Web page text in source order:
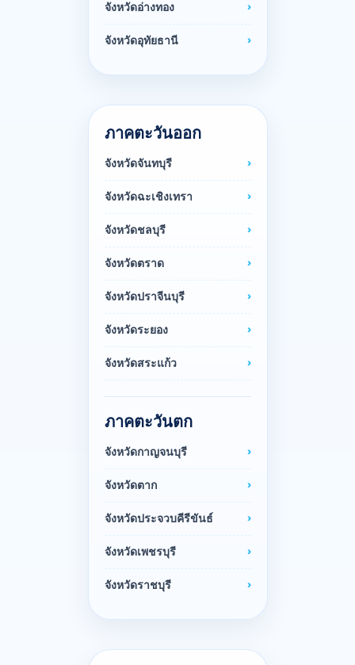
จังหวัดอ่างทอง
จังหวัดอุทัยธานี
ภาคตะวันออก
จังหวัดจันทบุรี
จังหวัดฉะเชิงเทรา
จังหวัดชลบุรี
จังหวัดตราด
จังหวัดปราจีนบุรี
จังหวัดระยอง
จังหวัดสระแก้ว
ภาคตะวันตก
จังหวัดกาญจนบุรี
จังหวัดตาก
จังหวัดประจวบคีรีขันธ์
จังหวัดเพชรบุรี
จังหวัดราชบุรี